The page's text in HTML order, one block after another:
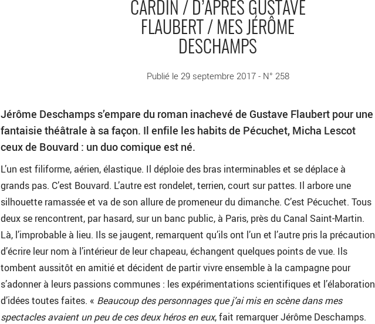
CARDIN / D’APRÈS GUSTAVE
FLAUBERT / MES JÉRÔME
DESCHAMPS
Publié le 29 septembre 2017 - N° 258
Jérôme Deschamps s’empare du roman inachevé de Gustave Flaubert pour une
fantaisie théâtrale à sa façon. Il enfile les habits de Pécuchet, Micha Lescot
ceux de Bouvard : un duo comique est né.
L’un est filiforme, aérien, élastique. Il déploie des bras interminables et se déplace à
grands pas. C’est Bouvard. L’autre est rondelet, terrien, court sur pattes. Il arbore une
silhouette ramassée et va de son allure de promeneur du dimanche. C’est Pécuchet. Tous
deux se rencontrent, par hasard, sur un banc public, à Paris, près du Canal Saint-Martin.
Là, l’improbable à lieu. Ils se jaugent, remarquent qu’ils ont l’un et l’autre pris la précaution
d’écrire leur nom à l’intérieur de leur chapeau, échangent quelques points de vue. Ils
tombent aussitôt en amitié et décident de partir vivre ensemble à la campagne pour
s’adonner à leurs passions communes : les expérimentations scientifiques et l’élaboration
d’idées toutes faites. « Beaucoup des personnages que j’ai mis en scène dans mes
spectacles avaient un peu de ces deux héros en eux, fait remarquer Jérôme Deschamps.